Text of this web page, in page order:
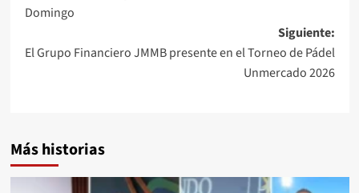
Domingo
Siguiente:
El Grupo Financiero JMMB presente en el Torneo de Pádel
Unmercado 2026
Más historias